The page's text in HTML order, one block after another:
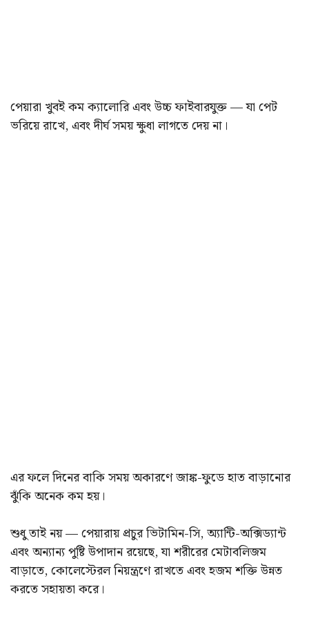
পেয়ারা খুবই কম ক্যালোরি এবং উচ্চ ফাইবারযুক্ত — যা পেট
ভরিয়ে রাখে, এবং দীর্ঘ সময় ক্ষুধা লাগতে দেয় না।
এর ফলে দিনের বাকি সময় অকারণে জাঙ্ক-ফুডে হাত বাড়ানোর
ঝুঁকি অনেক কম হয়।
শুধু তাই নয় — পেয়ারায় প্রচুর ভিটামিন-সি, অ্যান্টি-অক্সিড্যান্ট
এবং অন্যান্য পুষ্টি উপাদান রয়েছে, যা শরীরের মেটাবলিজম
বাড়াতে, কোলেস্টেরল নিয়ন্ত্রণে রাখতে এবং হজম শক্তি উন্নত
করতে সহায়তা করে।